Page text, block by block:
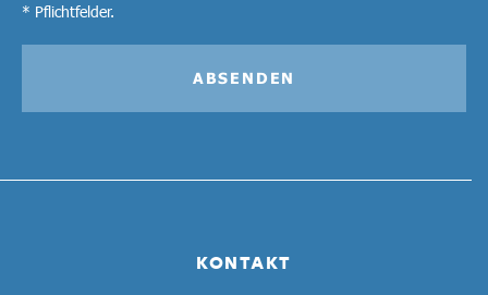
KONTAKT
* Pflichtfelder.
ABSENDEN